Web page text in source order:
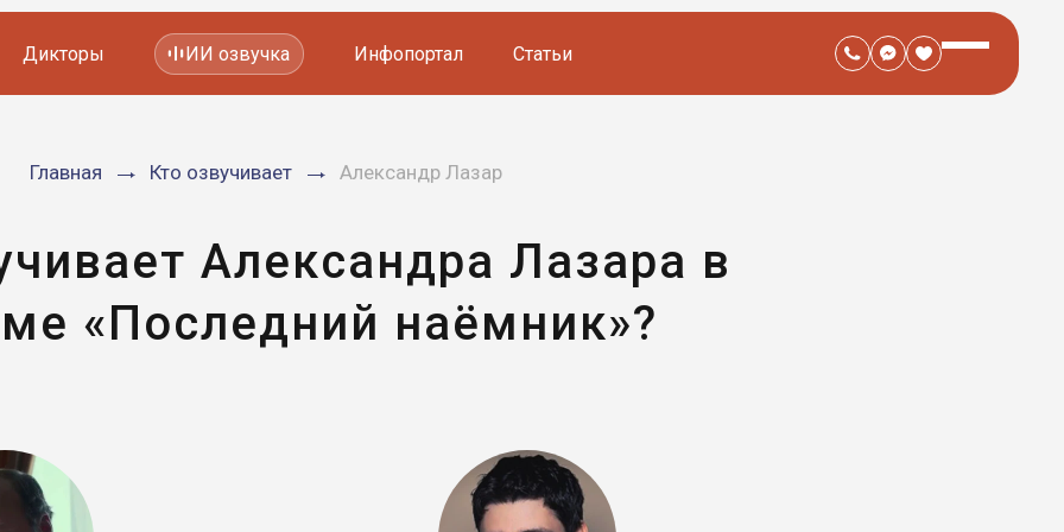
Мультфильмов
Дикторы ИИ озвучка Инфопортал Статьи
Главная Кто озвучивает Александр Лазар
Александра Лазара в
«Последний наёмник»?